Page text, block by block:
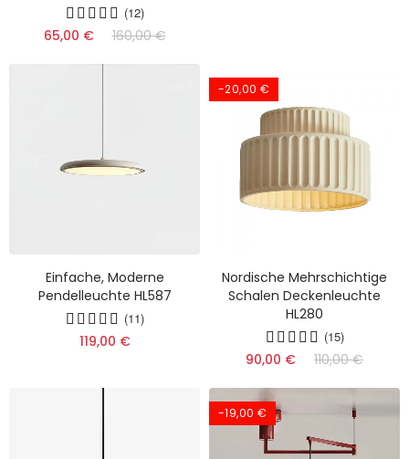
(12)
65,00 € 160,00 €
Einfache, Moderne
Pendelleuchte HL587
(11)
119,00 €
-20,00 €
Nordische Mehrschichtige
Schalen Deckenleuchte
HL280
(15)
90,00 € 110,00 €
-19,00 €